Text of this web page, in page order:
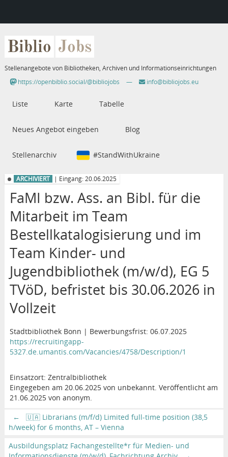
Biblio Jobs
Stellenangebote von Bibliotheken, Archiven und Informationseinrichtungen
https://openbiblio.social/@bibliojobs
— info@bibliojobs.eu
Liste Karte Tabelle
Neues Angebot eingeben Blog
Stellenarchiv #StandWithUkraine
ARCHIVIERT | Eingang: 20.06.2025
FaMI bzw. Ass. an Bibl. für die
Mitarbeit im Team
Bestellkatalogisierung und im
Team Kinder- und
Jugendbibliothek (m/w/d), EG 5
TVöD, befristet bis 30.06.2026 in
Vollzeit
Stadtbibliothek Bonn | Bewerbungsfrist: 06.07.2025
https://recruitingapp-
5327.de.umantis.com/Vacancies/4758/Description/1
Einsatzort: Zentralbibliothek
Eingegeben am 20.06.2025 von unbekannt. Veröffentlicht am
21.06.2025 von anonym.
←
🇺🇦 Librarians (m/f/d) Limited full-time position (38,5
h/week) for 6 months, AT – Vienna
Ausbildungsplatz Fachangestellte*r für Medien- und